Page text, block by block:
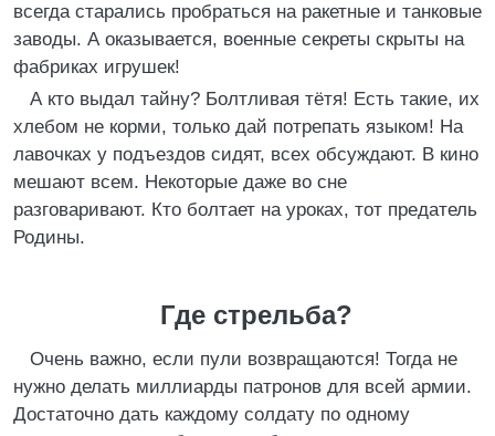
всегда старались пробраться на ракетные и танковые
заводы. А оказывается, военные секреты скрыты на
фабриках игрушек!
А кто выдал тайну? Болтливая тётя! Есть такие, их
хлебом не корми, только дай потрепать языком! На
лавочках у подъездов сидят, всех обсуждают. В кино
мешают всем. Некоторые даже во сне
разговаривают. Кто болтает на уроках, тот предатель
Родины.
Где стрельба?
Очень важно, если пули возвращаются! Тогда не
нужно делать миллиарды патронов для всей армии.
Достаточно дать каждому солдату по одному